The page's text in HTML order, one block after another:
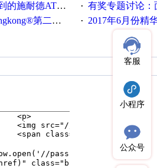
ATV12变频器故障 · 有奖专题讨论：面对低压变
工程师节正式起航！ · 2017年6月份精
客服
小程序
公众号